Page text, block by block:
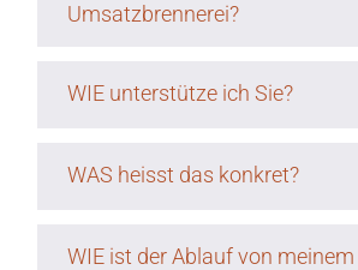
Umsatzbrennerei?
WIE unterstütze ich Sie?
WAS heisst das konkret?
WIE ist der Ablauf von meinem